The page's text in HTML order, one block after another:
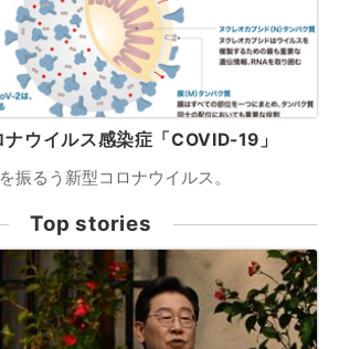
ウイルス感染症「COVID-19」
振るう新型コロナウイルス。
Top stories